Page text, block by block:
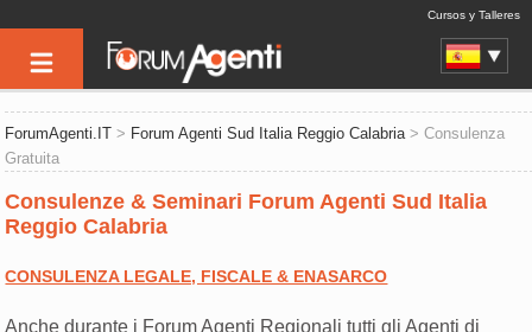
Cursos y Talleres
ForumAgenti.IT > Forum Agenti Sud Italia Reggio Calabria> Consulenza
Gratuita
Consulenze & Seminari Forum Agenti Sud Italia
Reggio Calabria
CONSULENZA LEGALE, FISCALE & ENASARCO
Anche durante i Forum Agenti Regionali tutti gli Agenti di